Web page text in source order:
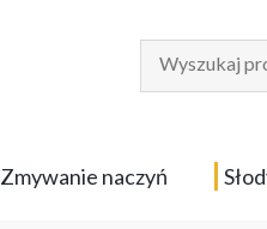
Zmywanie naczyń